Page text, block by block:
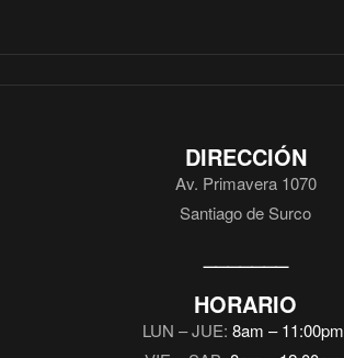
DIRECCIÓN
Av. Primavera 1070
Santiago de Surco
HORARIO
LUN – JUE: 8am – 11:00pm